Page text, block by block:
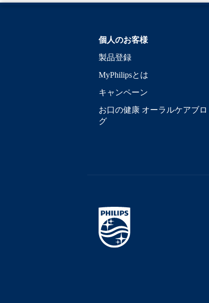
個人のお客様
製品登録
MyPhilipsとは
キャンペーン
お口の健康 オーラルケアブロ
グ